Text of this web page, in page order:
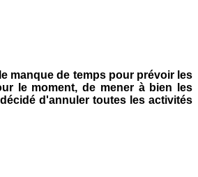
manque de temps pour prévoir les
le moment, de mener à bien les
d'annuler toutes les activités